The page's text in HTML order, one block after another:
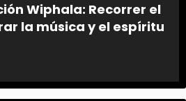
Wiphala: Recorrer el
la música y el espíritu